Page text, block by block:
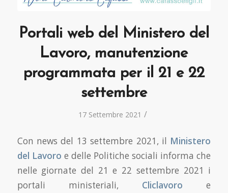
Portali web del Ministero del
Lavoro, manutenzione
programmata per il 21 e 22
settembre
17 Settembre 2021 /
Con news del 13 settembre 2021, il Ministero
del Lavoro e delle Politiche sociali informa che
nelle giornate del 21 e 22 settembre 2021 i
portali ministeriali, Cliclavoro e